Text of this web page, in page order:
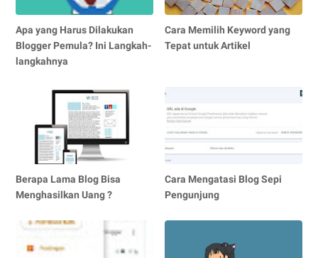
Apa yang Harus Dilakukan
Blogger Pemula? Ini Langkah-
langkahnya
Cara Memilih Keyword yang
Tepat untuk Artikel
Berapa Lama Blog Bisa
Menghasilkan Uang ?
Cara Mengatasi Blog Sepi
Pengunjung